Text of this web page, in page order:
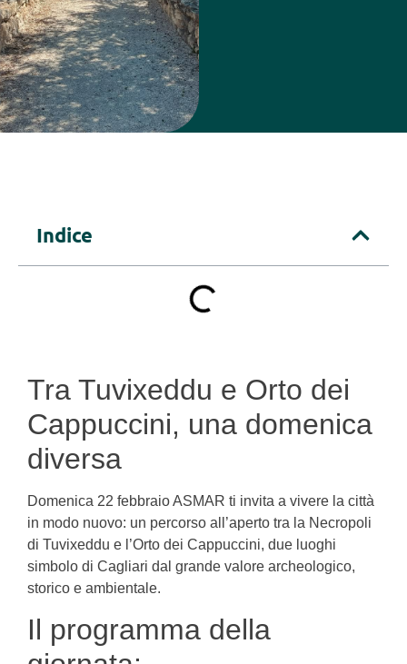
Indice
Tra Tuvixeddu e Orto dei
Cappuccini, una domenica
diversa
Domenica 22 febbraio ASMAR ti invita a vivere la città
in modo nuovo: un percorso all’aperto tra la Necropoli
di Tuvixeddu e l’Orto dei Cappuccini, due luoghi
simbolo di Cagliari dal grande valore archeologico,
storico e ambientale.
Il programma della